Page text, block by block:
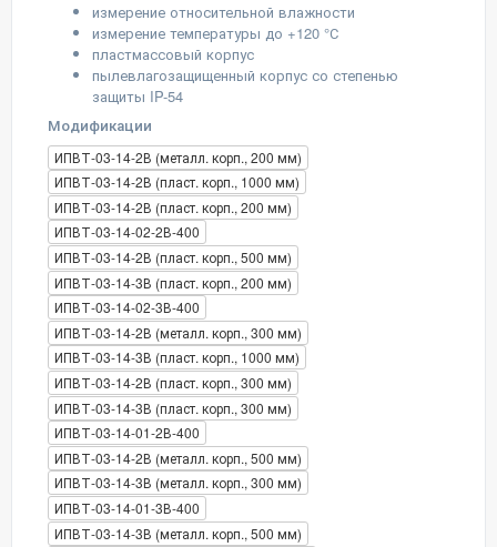
измерение относительной влажности
измерение температуры до +120 °С
пластмассовый корпус
пылевлагозащищенный корпус со степенью
защиты IP-54
Модификации
ИПВТ-03-14-2В (металл. корп., 200 мм)
ИПВТ-03-14-2В (пласт. корп., 1000 мм)
ИПВТ-03-14-2В (пласт. корп., 200 мм)
ИПВТ-03-14-02-2В-400
ИПВТ-03-14-2В (пласт. корп., 500 мм)
ИПВТ-03-14-3В (пласт. корп., 200 мм)
ИПВТ-03-14-02-3В-400
ИПВТ-03-14-2В (металл. корп., 300 мм)
ИПВТ-03-14-3В (пласт. корп., 1000 мм)
ИПВТ-03-14-2В (пласт. корп., 300 мм)
ИПВТ-03-14-3В (пласт. корп., 300 мм)
ИПВТ-03-14-01-2В-400
ИПВТ-03-14-2В (металл. корп., 500 мм)
ИПВТ-03-14-3В (металл. корп., 300 мм)
ИПВТ-03-14-01-3В-400
ИПВТ-03-14-3В (металл. корп., 500 мм)